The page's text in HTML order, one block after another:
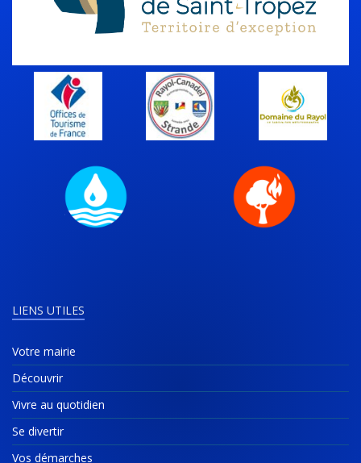
LIENS UTILES
Votre mairie
Découvrir
Vivre au quotidien
Se divertir
Vos démarches